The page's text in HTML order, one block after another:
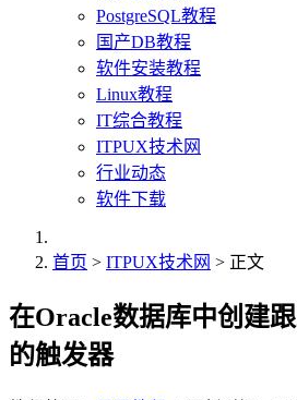
PostgreSQL教程
国产DB教程
软件安装教程
Linux教程
IT综合教程
ITPUX技术网
行业动态
软件下载
首页 > ITPUX技术网 > 正文
在Oracle数据库中创建
的触发器